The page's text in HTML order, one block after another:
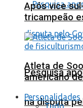
Pesquisa
na disputa
Após vice
tricampeão
Atleta de
americano
Personalidades
Tudo